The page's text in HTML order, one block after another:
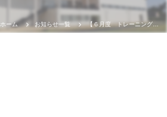
ホーム お知らせ一覧 【６月度 トレーニング室・バーチャル室休室日のお知らせ】